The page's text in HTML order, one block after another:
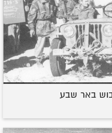
באר שבע